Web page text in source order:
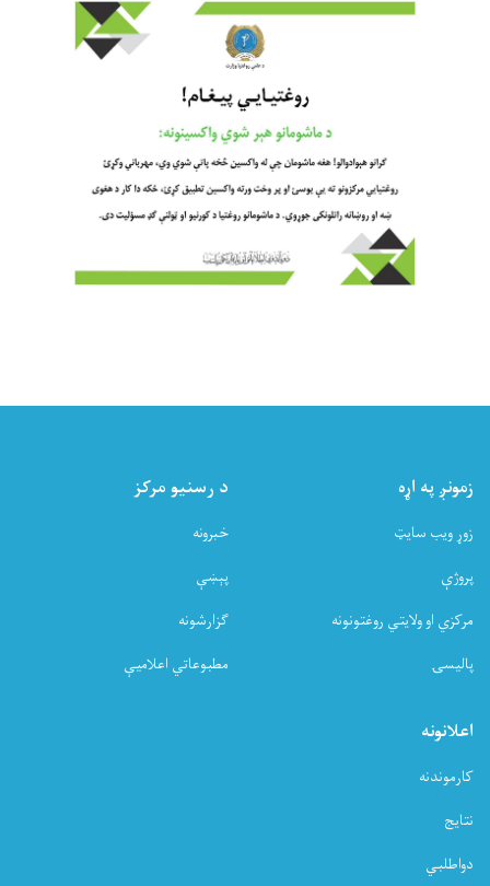
زمونږ په اړه
زوړ ویب سایټ
پروژې
مرکزي او ولایتي روغتونونه
پالیسۍ
د رسنیو مرکز
خبرونه
پېښې
ګزارشونه
مطبوعاتي اعلامیې
اعلانونه
کارموندنه
نتایج
دواطلبي